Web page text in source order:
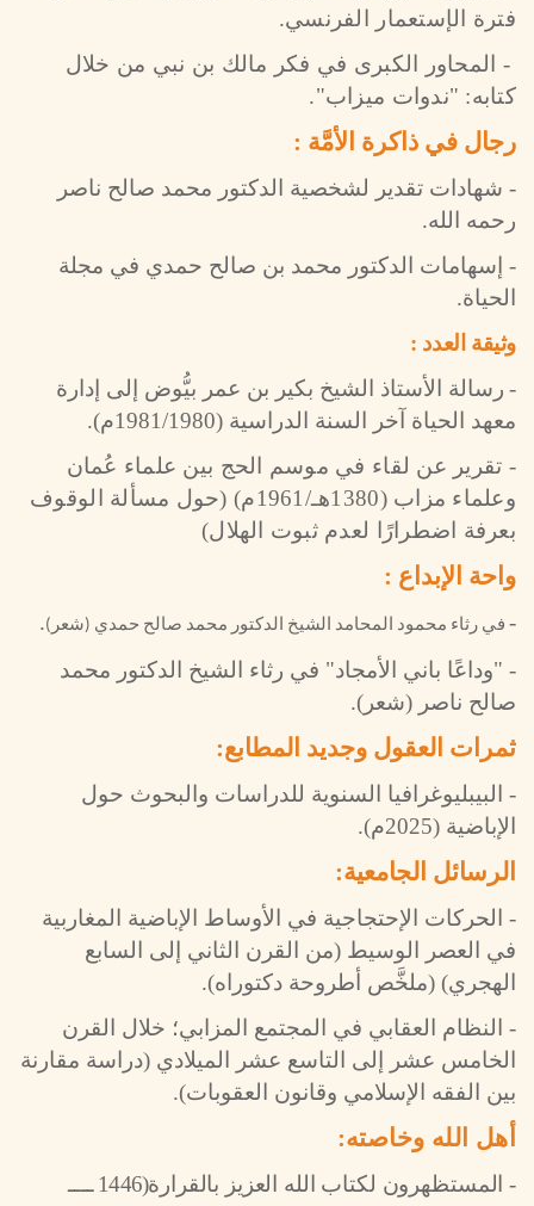
فترة الإستعمار الفرنسي.
- المحاور الكبرى في فكر مالك بن نبي من خلال
كتابه: "ندوات ميزاب".
رجال في ذاكرة الأمَّة :
- شهادات تقدير لشخصية الدكتور محمد صالح ناصر
رحمه الله.
- إسهامات الدكتور محمد بن صالح حمدي في مجلة
الحياة.
وثيقة العدد :
- رسالة الأستاذ الشيخ بكير بن عمر بيُّوض إلى إدارة
معهد الحياة آخر السنة الدراسية (1981/1980م)
.
- تقرير عن لقاء في موسم الحج بين علماء عُمان
وعلماء مزاب (1380هـ/1961م) (حول مسألة الوقوف
بعرفة اضطرارًا لعدم ثبوت الهلال)
واحة الإبداع :
- في رثاء محمود المحامد الشيخ الدكتور محمد صالح حمدي (شعر).
- "وداعًا باني الأمجاد" في رثاء الشيخ الدكتور محمد
صالح ناصر (شعر).
ثمرات العقول وجديد المطابع:
- البيبليوغرافيا السنوية للدراسات والبحوث حول
الإباضية (2025م).
الرسائل الجامعية:
- الحركات الإحتجاجية في الأوساط الإباضية المغاربية
في العصر الوسيط (من القرن الثاني إلى السابع
الهجري) (ملخَّص أطروحة دكتوراه).
- النظام العقابي في المجتمع المزابي؛ خلال القرن
الخامس عشر إلى التاسع عشر الميلادي (دراسة مقارنة
بين الفقه الإسلامي وقانون العقوبات).
أهل الله وخاصته:
- المستظهرون لكتاب الله العزيز بالقرارة
(1446 ــــ